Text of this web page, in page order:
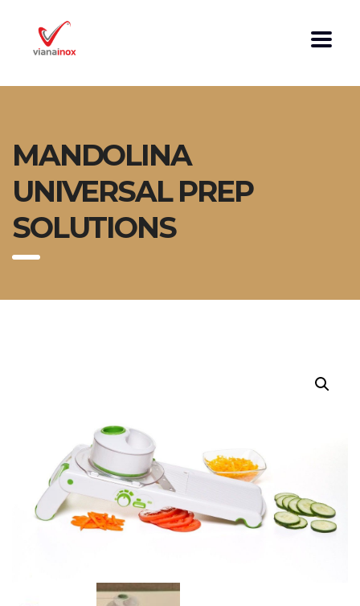
MANDOLINA
UNIVERSAL PREP
SOLUTIONS